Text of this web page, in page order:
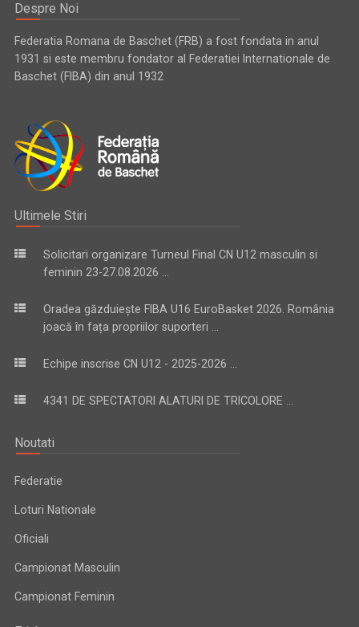
Despre Noi
Federatia Romana de Baschet (FRB) a fost fondata in anul
1931 si este membru fondator al Federatiei Internationale de
Baschet (FIBA) din anul 1932
Ultimele Stiri
Solicitari organizare Turneul Final CN U12 masculin si
feminin 23-27.08.2026 ...
Oradea găzduiește FIBA U16 EuroBasket 2026. România
joacă în fața propriilor suporteri ...
Echipe inscrise CN U12 - 2025-2026 ...
4341 DE SPECTATORI ALATURI DE TRICOLORE ...
Noutati
Federatie
Loturi Nationale
Oficiali
Campionat Masculin
Campionat Feminin